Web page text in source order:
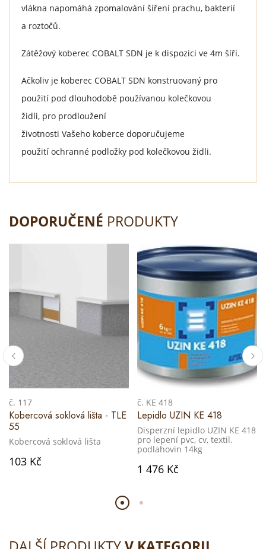
vlákna napomáhá zpomalování šíření prachu, bakterií
a roztočů.
Zátěžový koberec COBALT SDN je k dispozici ve 4m šíři.
Ačkoliv je koberec COBALT SDN konstruovaný pro
použití pod dlouhodobě používanou kolečkovou
židli, pro prodloužení
životnosti Vašeho koberce doporučujeme
použití ochranné podložky pod kolečkovou židli.
DOPORUČENÉ PRODUKTY
č. 117
Kobercová soklová lišta - TLE
55
Kobercová soklová lišta
103 Kč
č. KE 418
Lepidlo UZIN KE 418
Disperzní lepidlo UZIN KE 418
pro lepení pvc, cv, textil.
podlahovin 14kg
1 476 Kč